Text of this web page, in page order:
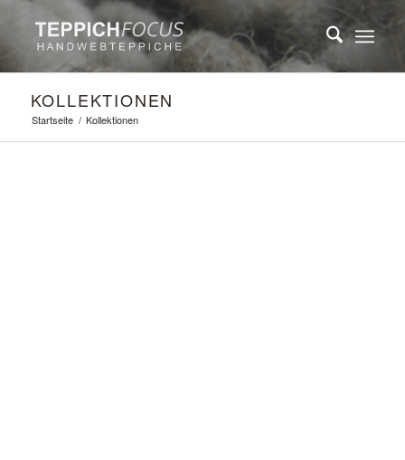
KOLLEKTIONEN
Startseite / Kollektionen